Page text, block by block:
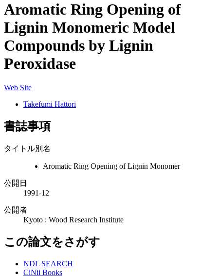
Aromatic Ring Opening of
Lignin Monomeric Model
Compounds by Lignin
Peroxidase
Web Site
Takefumi Hattori
書誌事項
タイトル別名
Aromatic Ring Opening of Lignin Monomer
公開日
1991-12
公開者
Kyoto : Wood Research Institute
この論文をさがす
NDL SEARCH
CiNii Books